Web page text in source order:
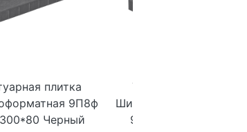
плитка
9П8ф
Черный
Тротуарная плитка
Широкоформатная 9П8ф
900*300*80 Темно-